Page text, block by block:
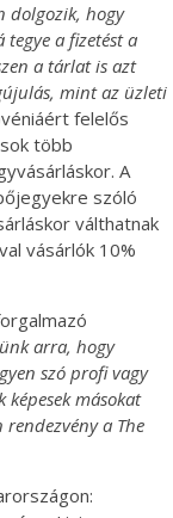
dolgozik, hogy
a fizetést a
a tárlat is azt
mint az üzleti
felelős
több
A
szóló
válthatnak
vásárlók 10%
arra, hogy
szó profi vagy
másokat
a The